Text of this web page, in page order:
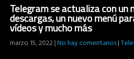
Telegram se actualiza con un
descargas, un nuevo menú
vídeos y mucho más
marzo 15, 2022|No hay comentarios|